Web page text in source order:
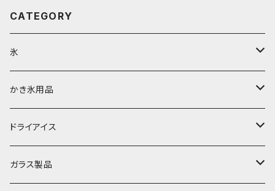
CATEGORY
氷
富士天然水の氷
丸氷
直径70mm
角氷
かき氷用品
かき氷シロップ
無果汁1.8Lパック
かき氷機・かき氷器
ドライアイス
ドライアイス3ｋｇ
ガラス製品